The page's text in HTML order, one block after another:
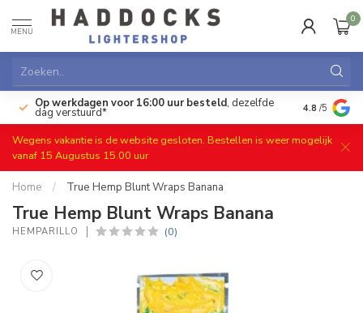
MENU
0
Op werkdagen voor 16:00 uur besteld, dezelfde
dag verstuurd* Gratis
4.8 /5
Wegens vakantie is de website gesloten. Bestellen is weer mogelijk
vanaf 15 Augustus 15.00 uur
Home / True Hemp Blunt Wraps Banana
True Hemp Blunt Wraps Banana
HEMPARILLO (0)